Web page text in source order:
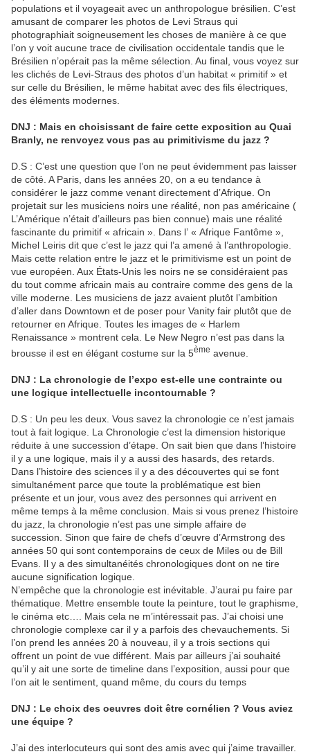
populations et il voyageait avec un anthropologue brésilien. C’est
amusant de comparer les photos de Levi Straus qui
photographiait soigneusement les choses de manière à ce que
l’on y voit aucune trace de civilisation occidentale tandis que le
Brésilien n’opérait pas la même sélection. Au final, vous voyez sur
les clichés de Levi-Straus des photos d’un habitat « primitif » et
sur celle du Brésilien, le même habitat avec des fils électriques,
des éléments modernes.
DNJ : Mais en choisissant de faire cette exposition au Quai
Branly, ne renvoyez vous pas au primitivisme du jazz ?
D.S : C’est une question que l’on ne peut évidemment pas laisser
de côté. A Paris, dans les années 20, on a eu tendance à
considérer le jazz comme venant directement d’Afrique. On
projetait sur les musiciens noirs une réalité, non pas américaine (
L’Amérique n’était d’ailleurs pas bien connue) mais une réalité
fascinante du primitif « africain ». Dans l’ « Afrique Fantôme »,
Michel Leiris dit que c’est le jazz qui l’a amené à l’anthropologie.
Mais cette relation entre le jazz et le primitivisme est un point de
vue européen. Aux États-Unis les noirs ne se considéraient pas
du tout comme africain mais au contraire comme des gens de la
ville moderne. Les musiciens de jazz avaient plutôt l’ambition
d’aller dans Downtown et de poser pour Vanity fair plutôt que de
retourner en Afrique. Toutes les images de « Harlem
Renaissance » montrent cela. Le New Negro n’est pas dans la
brousse il est en élégant costume sur la 5ème avenue.
DNJ : La chronologie de l’expo est-elle une contrainte ou
une logique intellectuelle incontournable ?
D.S : Un peu les deux. Vous savez la chronologie ce n’est jamais
tout à fait logique. La Chronologie c’est la dimension historique
réduite à une succession d’étape. On sait bien que dans l’histoire
il y a une logique, mais il y a aussi des hasards, des retards.
Dans l’histoire des sciences il y a des découvertes qui se font
simultanément parce que toute la problématique est bien
présente et un jour, vous avez des personnes qui arrivent en
même temps à la même conclusion. Mais si vous prenez l’histoire
du jazz, la chronologie n’est pas une simple affaire de
succession. Sinon que faire de chefs d’œuvre d’Armstrong des
années 50 qui sont contemporains de ceux de Miles ou de Bill
Evans. Il y a des simultanéités chronologiques dont on ne tire
aucune signification logique.
N’empêche que la chronologie est inévitable. J’aurai pu faire par
thématique. Mettre ensemble toute la peinture, tout le graphisme,
le cinéma etc…. Mais cela ne m’intéressait pas. J’ai choisi une
chronologie complexe car il y a parfois des chevauchements. Si
l’on prend les années 20 à nouveau, il y a trois sections qui
offrent un point de vue différent. Mais par ailleurs j’ai souhaité
qu’il y ait une sorte de timeline dans l’exposition, aussi pour que
l’on ait le sentiment, quand même, du cours du temps
DNJ : Le choix des oeuvres doit être cornélien ? Vous aviez
une équipe ?
J’ai des interlocuteurs qui sont des amis avec qui j’aime travailler.